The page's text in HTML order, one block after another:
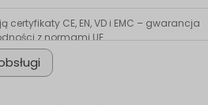
certyfikaty CE, EN, VD i EMC – gwarancja
z normami UE.